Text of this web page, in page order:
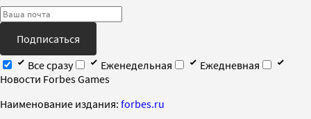
Подписаться
Все сразу
Еженедельная
Ежедневная
Новости Forbes Games
Наименование издания: forbes.ru